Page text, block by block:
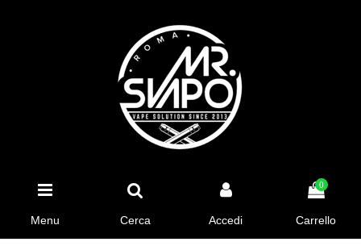
Menu Cerca Accedi
0
Carrello